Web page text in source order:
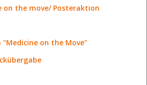
on the move/ Posteraktion
"Medicine on the Move"